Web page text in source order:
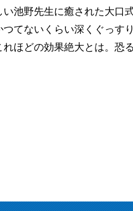
池野先生に癒された大口
てないくらい深くぐっす
ほどの効果絶大とは。恐